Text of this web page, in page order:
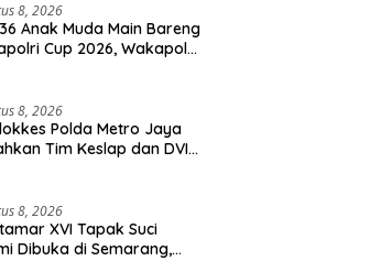
8, 2026
Anak Muda Main Bareng
Cup 2026, Wakapolri:
8, 2026
Polda Metro Jaya
Tim Keslap dan DVI
8, 2026
XVI Tapak Suci
Dibuka di Semarang,